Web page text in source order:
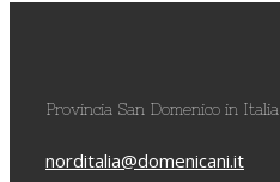
Provincia San Domenico in Italia
norditalia@domenicani.it